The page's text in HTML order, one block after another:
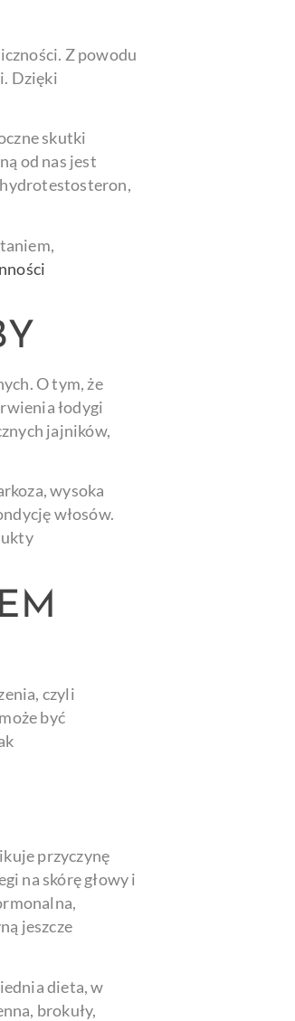
Z powodu
Dzięki
skutki
od nas jest
O tym, że
łodygi
jajników,
wysoka
włosów.
czyli
być
przyczynę
na skórę głowy i
jeszcze
dieta, w
brokuły,